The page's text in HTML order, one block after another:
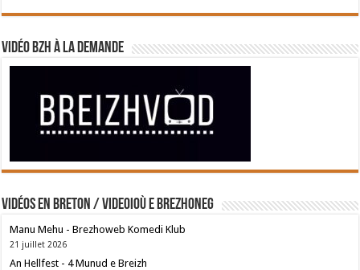
Vidéo BZH à la demande
Vidéos en breton / Videoioù e brezhoneg
Manu Mehu - Brezhoweb Komedi Klub
21 juillet 2026
An Hellfest - 4 Munud e Breizh